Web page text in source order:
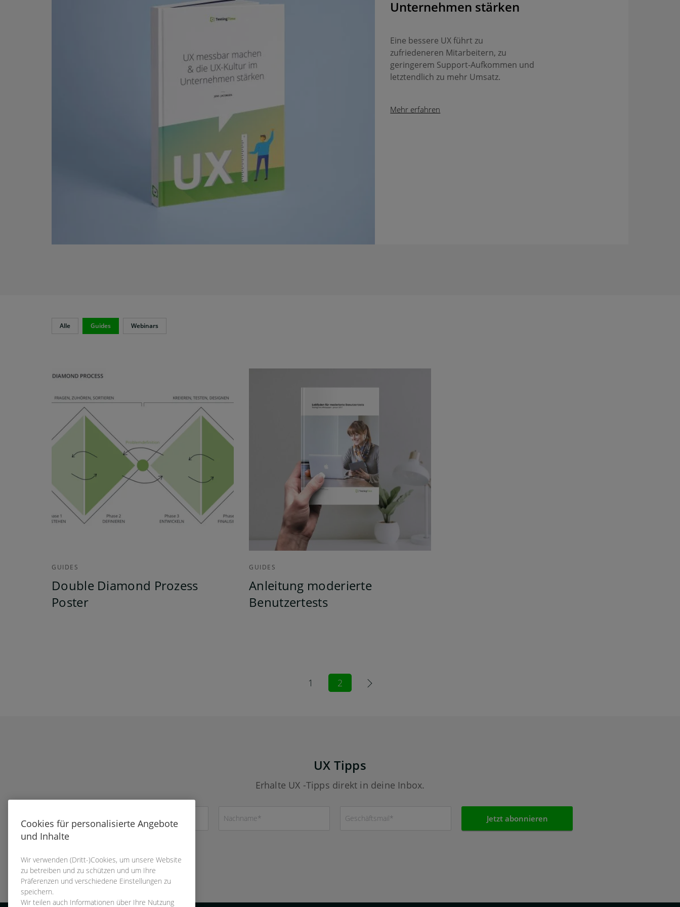
Unternehmen stärken
Eine bessere UX führt zu
zufriedeneren Mitarbeitern, zu
geringerem Support-Aufkommen und
letztendlich zu mehr Umsatz.
Mehr erfahren
Alle Guides Webinars
GUIDES
Double Diamond Prozess
Poster
GUIDES
Anleitung moderierte
Benutzertests
1 2
UX Tipps
Erhalte UX -Tipps direkt in deine Inbox.
Cookies für personalisierte Angebote
und Inhalte
Wir verwenden (Dritt-)Cookies, um unsere Website
zu betreiben und zu schützen und um Ihre
Präferenzen und verschiedene Einstellungen zu
speichern.
Wir teilen auch Informationen über Ihre Nutzung